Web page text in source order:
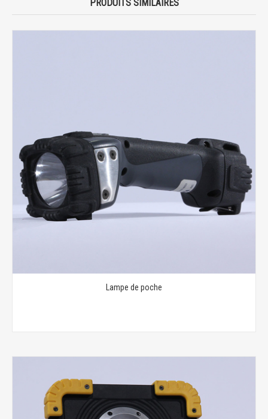
PRODUITS SIMILAIRES
Lampe de poche